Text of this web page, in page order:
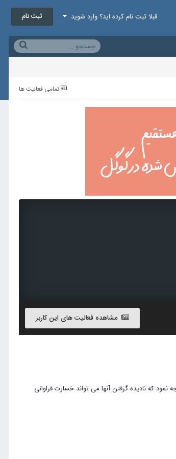
قبلا ثبت نام کرده اید؟ وارد شوید ثبت نام
تمامی فعالیت ها
مشاهده فعالیت های این کاربر
که نادیده گرفتن آنها می تواند خسارت فراوانی